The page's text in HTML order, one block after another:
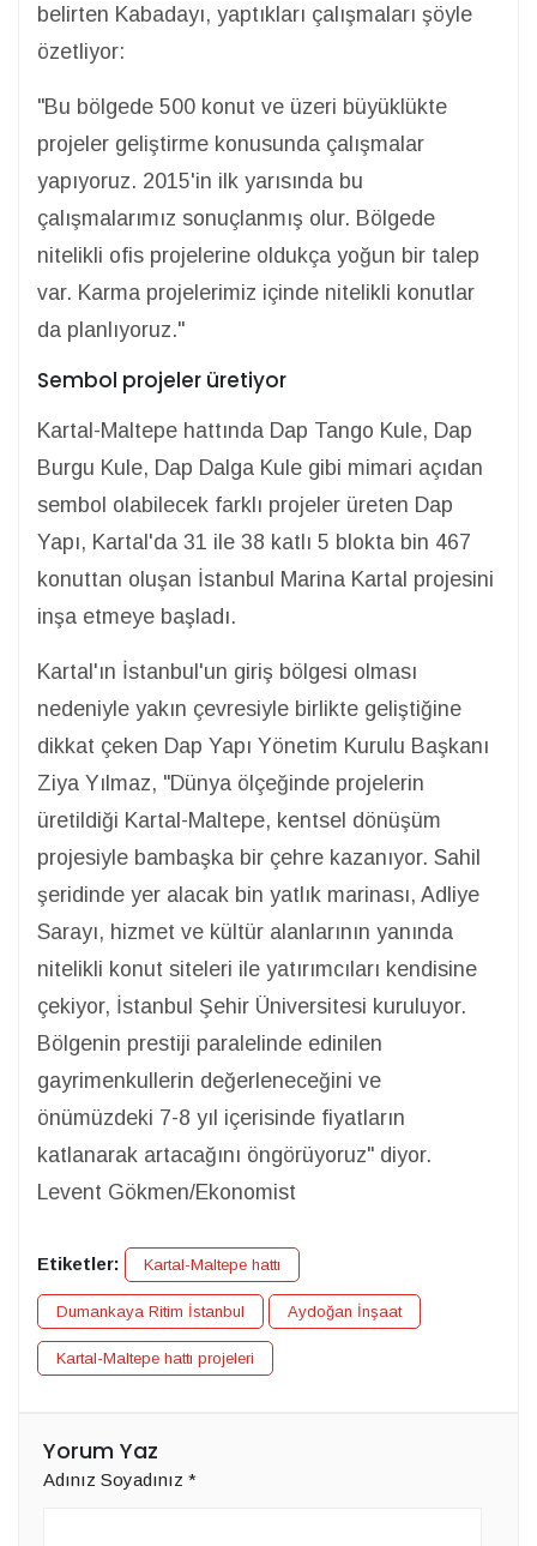
belirten Kabadayı, yaptıkları çalışmaları şöyle
özetliyor:
"Bu bölgede 500 konut ve üzeri büyüklükte
projeler geliştirme konusunda çalışmalar
yapıyoruz. 2015'in ilk yarısında bu
çalışmalarımız sonuçlanmış olur. Bölgede
nitelikli ofis projelerine oldukça yoğun bir talep
var. Karma projelerimiz içinde nitelikli konutlar
da planlıyoruz."
Sembol projeler üretiyor
Kartal-Maltepe hattında Dap Tango Kule, Dap
Burgu Kule, Dap Dalga Kule gibi mimari açıdan
sembol olabilecek farklı projeler üreten Dap
Yapı, Kartal'da 31 ile 38 katlı 5 blokta bin 467
konuttan oluşan İstanbul Marina Kartal projesini
inşa etmeye başladı.
Kartal'ın İstanbul'un giriş bölgesi olması
nedeniyle yakın çevresiyle birlikte geliştiğine
dikkat çeken Dap Yapı Yönetim Kurulu Başkanı
Ziya Yılmaz, "Dünya ölçeğinde projelerin
üretildiği Kartal-Maltepe, kentsel dönüşüm
projesiyle bambaşka bir çehre kazanıyor. Sahil
şeridinde yer alacak bin yatlık marinası, Adliye
Sarayı, hizmet ve kültür alanlarının yanında
nitelikli konut siteleri ile yatırımcıları kendisine
çekiyor, İstanbul Şehir Üniversitesi kuruluyor.
Bölgenin prestiji paralelinde edinilen
gayrimenkullerin değerleneceğini ve
önümüzdeki 7-8 yıl içerisinde fiyatların
katlanarak artacağını öngörüyoruz" diyor.
Levent Gökmen/Ekonomist
Etiketler: Kartal-Maltepe hattı
Dumankaya Ritim İstanbul Aydoğan İnşaat
Kartal-Maltepe hattı projeleri
Yorum Yaz
Adınız Soyadınız *